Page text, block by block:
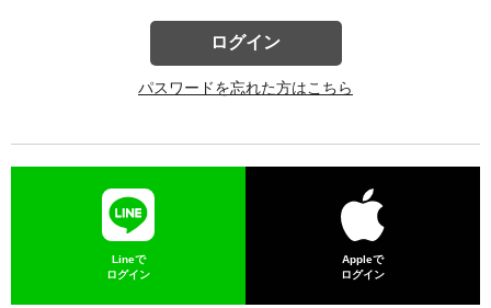
ログイン
パスワードを忘れた方はこちら
Lineで
ログイン
Appleで
ログイン